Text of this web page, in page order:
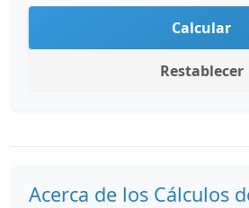
Calcular
Restablecer
Acerca de los Cálculos